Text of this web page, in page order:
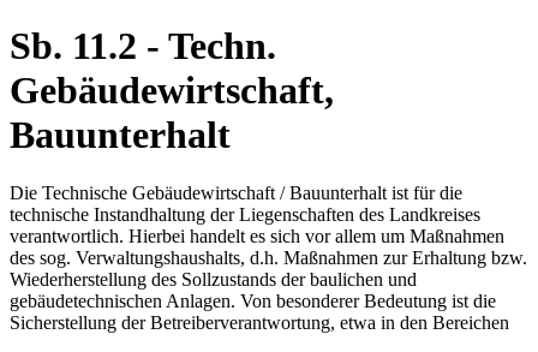
Sb. 11.2 - Techn.
Gebäudewirtschaft,
Bauunterhalt
Die Technische Gebäudewirtschaft / Bauunterhalt ist für die
technische Instandhaltung der Liegenschaften des Landkreises
verantwortlich. Hierbei handelt es sich vor allem um Maßnahmen
des sog. Verwaltungshaushalts, d.h. Maßnahmen zur Erhaltung bzw.
Wiederherstellung des Sollzustands der baulichen und
gebäudetechnischen Anlagen. Von besonderer Bedeutung ist die
Sicherstellung der Betreiberverantwortung, etwa in den Bereichen